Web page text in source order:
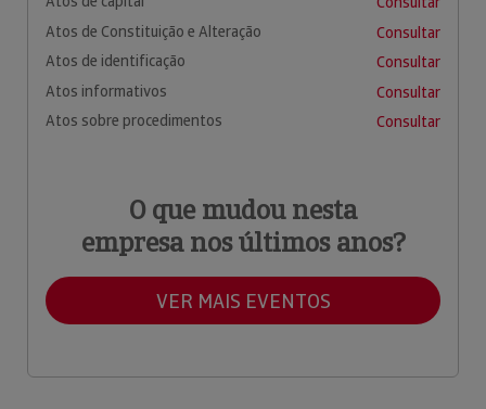
Atos de Constituição e Alteração
Consultar
Atos de identificação
Consultar
Atos informativos
Consultar
Atos sobre procedimentos
Consultar
O que mudou nesta
empresa nos últimos anos?
VER MAIS EVENTOS